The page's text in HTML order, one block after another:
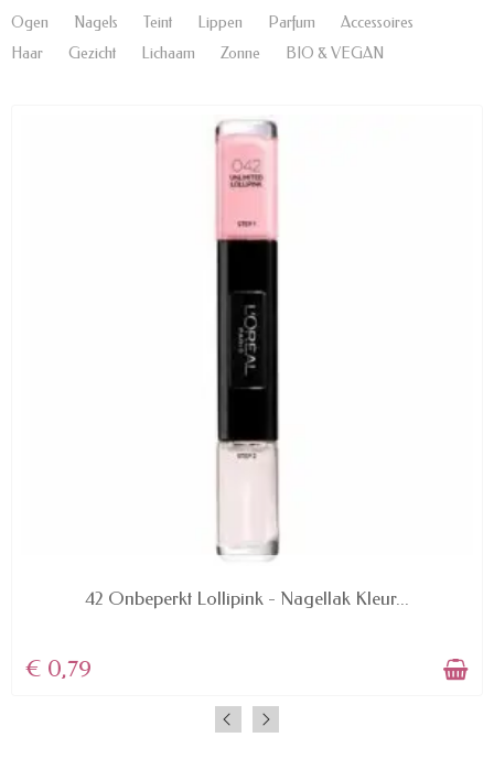
Ogen Nagels Teint Lippen Parfum
Accessoires
Haar
Gezicht Lichaam Zonne BIO & VEGAN
42 Onbeperkt Lollipink - Nagellak Kleur...
€ 0,79